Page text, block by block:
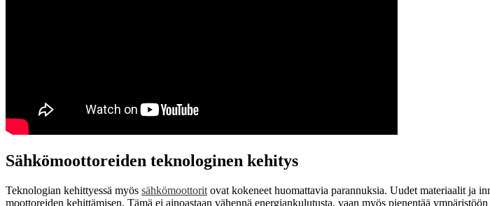
Sähkömoottoreiden teknologinen kehitys
Teknologian kehittyessä myös sähkömoottorit ovat kokeneet huomattavia parannuksia. Uudet materiaalit ja
moottoreiden kehittämisen. Tämä ei ainoastaan vähennä energiankulutusta, vaan myös pienentää